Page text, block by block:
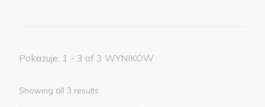
Pokazuje: 1 - 3 of 3 WYNIKÓW
Showing all 3 results